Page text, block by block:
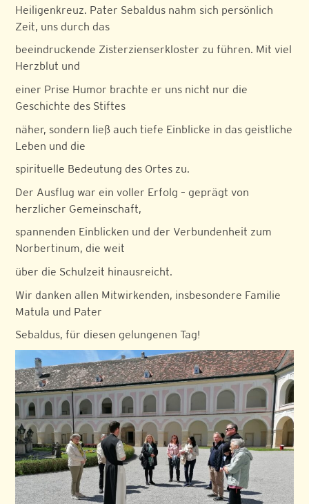
Heiligenkreuz. Pater Sebaldus nahm sich persönlich
Zeit, uns durch das
beeindruckende Zisterzienserkloster zu führen. Mit viel
Herzblut und
einer Prise Humor brachte er uns nicht nur die
Geschichte des Stiftes
näher, sondern ließ auch tiefe Einblicke in das geistliche
Leben und die
spirituelle Bedeutung des Ortes zu.
Der Ausflug war ein voller Erfolg – geprägt von
herzlicher Gemeinschaft,
spannenden Einblicken und der Verbundenheit zum
Norbertinum, die weit
über die Schulzeit hinausreicht.
Wir danken allen Mitwirkenden, insbesondere Familie
Matula und Pater
Sebaldus, für diesen gelungenen Tag!